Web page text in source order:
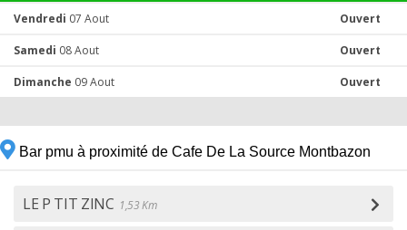
Vendredi 07 Aout Ouvert
Samedi 08 Aout Ouvert
Dimanche 09 Aout Ouvert
Bar pmu à proximité de Cafe De La Source Montbazon
LE P TIT ZINC 1,53 Km